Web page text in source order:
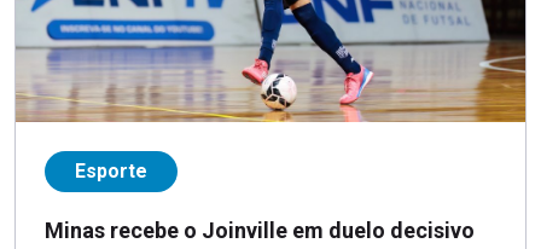
Esporte
Minas recebe o Joinville em duelo decisivo